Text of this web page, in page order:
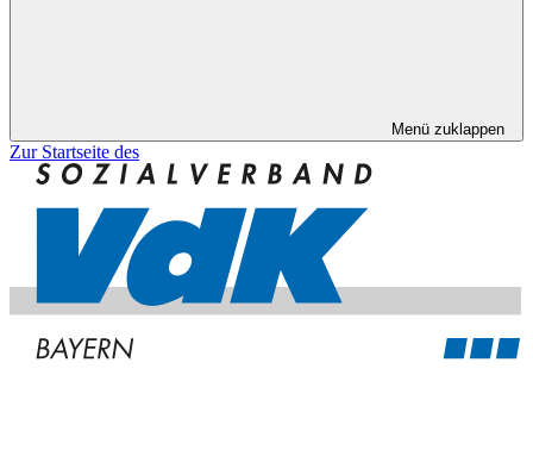
Menü zuklappen
Zur Startseite des